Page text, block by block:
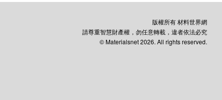
版權所有 材料世界網
請尊重智慧財產權，勿任意轉載，違者依法必究
© Materialsnet 2026. All rights reserved.